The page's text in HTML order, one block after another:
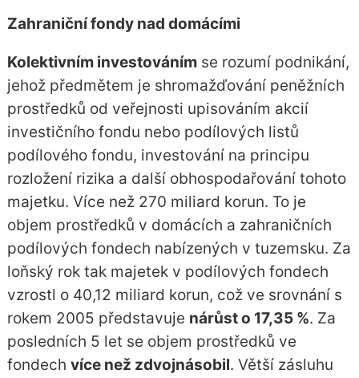
Zahraniční fondy nad domácími
Kolektivním investovánímse rozumí podnikání,
jehož předmětem je shromažďování peněžních
prostředků od veřejnosti upisováním akcií
investičního fondu nebo podílových listů
podílového fondu, investování na principu
rozložení rizika a další obhospodařování tohoto
majetku. Více než 270 miliard korun. To je
objem prostředků v domácích a zahraničních
podílových fondech nabízených v tuzemsku. Za
loňský rok tak majetek v podílových fondech
vzrostl o 40,12 miliard korun, což ve srovnání s
rokem 2005 představuje nárůst o 17,35 %. Za
posledních 5 let se objem prostředků ve
fondech více než zdvojnásobil. Větší zásluhu